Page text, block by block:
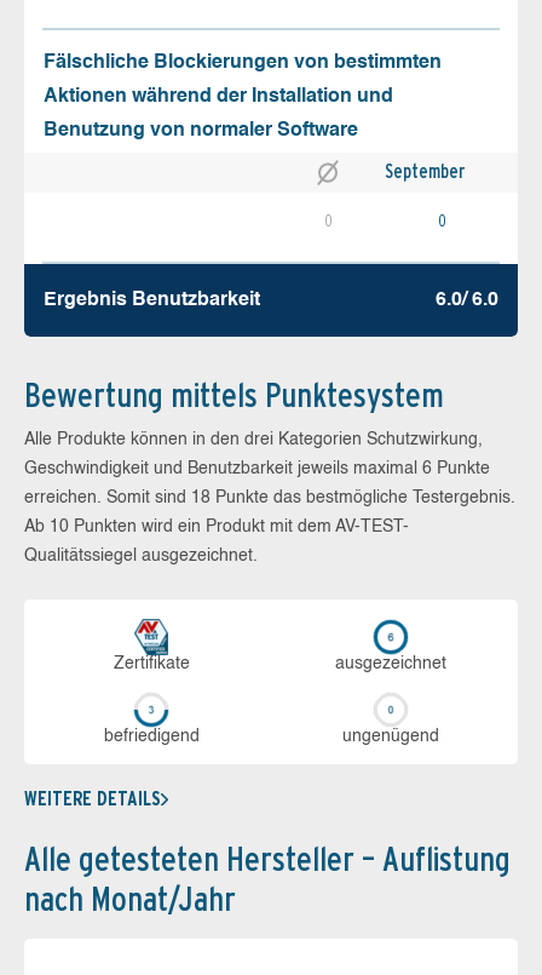
Fälschliche Blockierungen von bestimmten
Aktionen während der Installation und
Benutzung von normaler Software
September
0 0
Ergebnis Benutz­barkeit 6.0/ 6.0
Bewertung mittels Punktesystem
Alle Produkte können in den drei Kategorien Schutzwirkung,
Geschwindigkeit und Benutzbarkeit jeweils maximal 6 Punkte
erreichen. Somit sind 18 Punkte das bestmögliche Testergebnis.
Ab 10 Punkten wird ein Produkt mit dem AV-TEST-
Qualitätssiegel ausgezeichnet.
Zerti­fikate aus­ge­zeich­net
be­frie­di­gend un­ge­nü­gend
WEITERE DETAILS
Alle getesteten Hersteller – Auflistung
nach Monat/Jahr